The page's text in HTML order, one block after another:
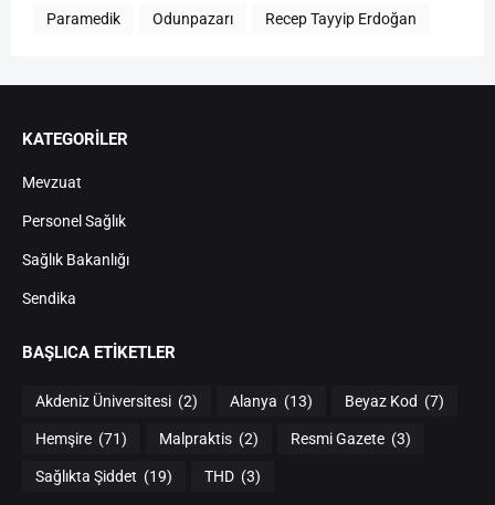
Paramedik Odunpazarı Recep Tayyip Erdoğan
KATEGORİLER
Mevzuat
Personel Sağlık
Sağlık Bakanlığı
Sendika
BAŞLICA ETIKETLER
Akdeniz Üniversitesi (2) Alanya (13) Beyaz Kod (7)
Hemşire (71) Malpraktis (2) Resmi Gazete (3)
Sağlıkta Şiddet (19) THD (3)